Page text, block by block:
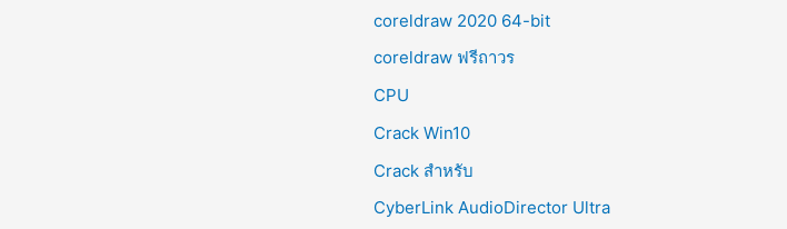
coreldraw 2020 64-bit
coreldraw ฟรีถาวร
CPU
Crack Win10
Crack สำหรับ
CyberLink AudioDirector Ultra